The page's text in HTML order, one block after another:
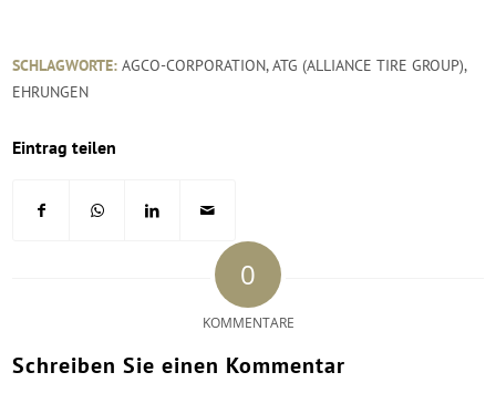
SCHLAGWORTE: AGCO-CORPORATION,ATG (ALLIANCE TIRE GROUP),
EHRUNGEN
Eintrag teilen
0
KOMMENTARE
Schreiben Sie einen Kommentar